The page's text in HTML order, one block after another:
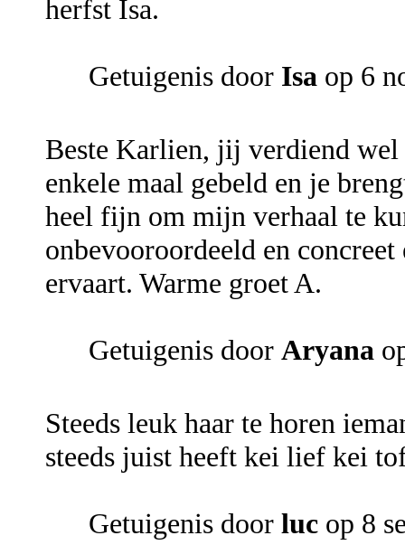
herfst Isa.
Getuigenis door Isa op 6
Beste Karlien, jij verdiend wel
enkele maal gebeld en je
heel fijn om mijn verhaal te
onbevooroordeeld en
ervaart. Warme groet A.
Getuigenis door Aryana
Steeds leuk haar te horen
steeds juist heeft kei lief kei
Getuigenis door luc op 8